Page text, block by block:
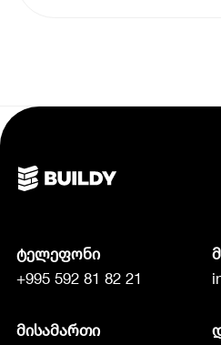
ტელეფონი
+995 592 81 82 21
მისამართი